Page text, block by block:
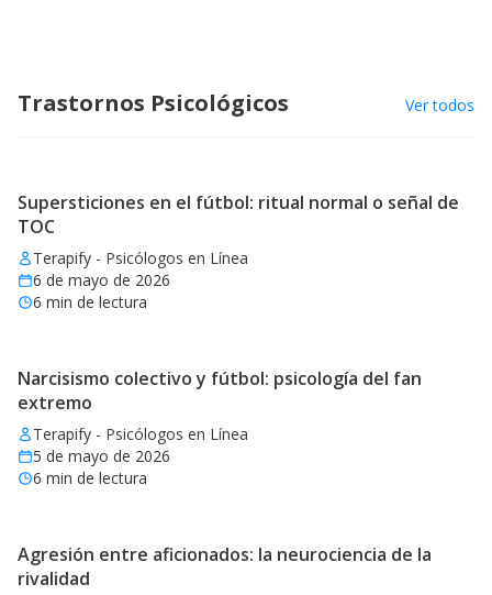
Trastornos Psicológicos Ver todos
Supersticiones en el fútbol: ritual normal o señal de
TOC
Terapify - Psicólogos en Línea
6 de mayo de 2026
6 min de lectura
Narcisismo colectivo y fútbol: psicología del fan
extremo
Terapify - Psicólogos en Línea
5 de mayo de 2026
6 min de lectura
Agresión entre aficionados: la neurociencia de la
rivalidad